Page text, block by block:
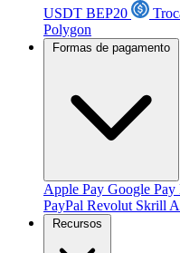
USDT BEP20
Polygon
Formas de pagamento
Apple Pay Google Pay
PayPal Revolut Skrill
Recursos